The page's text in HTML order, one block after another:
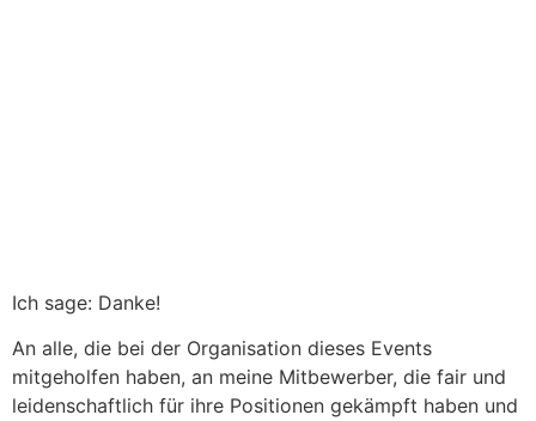
Ich sage: Danke!
An alle, die bei der Organisation dieses Events
mitgeholfen haben, an meine Mitbewerber, die fair und
leidenschaftlich für ihre Positionen gekämpft haben und